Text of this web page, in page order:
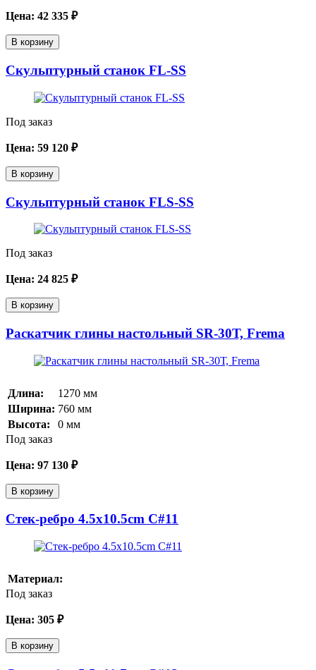
Цена: 42 335 ₽
В корзину
Скульптурный станок FL-SS
Под заказ
Цена: 59 120 ₽
В корзину
Скульптурный станок FLS-SS
Под заказ
Цена: 24 825 ₽
В корзину
Раскатчик глины настольный SR-30Т, Frema
Длина: 1270 мм
Ширина: 760 мм
Высота:
0 мм
Под заказ
Цена: 97 130 ₽
В корзину
Стек-ребро 4.5x10.5cm C#11
Материал:
Под заказ
Цена: 305 ₽
В корзину